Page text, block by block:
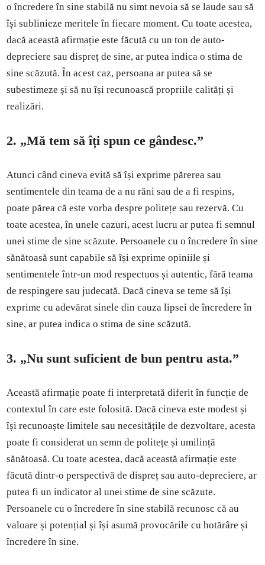
o încredere în sine stabilă nu simt nevoia să se laude sau să
își sublinieze meritele în fiecare moment. Cu toate acestea,
dacă această afirmație este făcută cu un ton de auto-
depreciere sau dispreț de sine, ar putea indica o stima de
sine scăzută. În acest caz, persoana ar putea să se
subestimeze și să nu își recunoască propriile calități și
realizări.
2. „Mă tem să îți spun ce gândesc.”
Atunci când cineva evită să își exprime părerea sau
sentimentele din teama de a nu răni sau de a fi respins,
poate părea că este vorba despre politețe sau rezervă. Cu
toate acestea, în unele cazuri, acest lucru ar putea fi semnul
unei stime de sine scăzute. Persoanele cu o încredere în sine
sănătoasă sunt capabile să își exprime opiniile și
sentimentele într-un mod respectuos și autentic, fără teama
de respingere sau judecată. Dacă cineva se teme să își
exprime cu adevărat sinele din cauza lipsei de încredere în
sine, ar putea indica o stima de sine scăzută.
3. „Nu sunt suficient de bun pentru asta.”
Această afirmație poate fi interpretată diferit în funcție de
contextul în care este folosită. Dacă cineva este modest și
își recunoaște limitele sau necesitățile de dezvoltare, acesta
poate fi considerat un semn de politețe și umilință
sănătoasă. Cu toate acestea, dacă această afirmație este
făcută dintr-o perspectivă de dispreț sau auto-depreciere, ar
putea fi un indicator al unei stime de sine scăzute.
Persoanele cu o încredere în sine stabilă recunosc că au
valoare și potențial și își asumă provocările cu hotărâre și
încredere în sine.